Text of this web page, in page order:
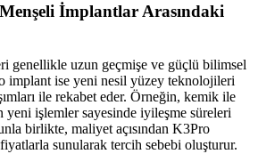
İmplantlar Arasındaki
genellikle uzun geçmişe ve güçlü bilimsel
implant ise yeni nesil yüzey teknolojileri
ile rekabet eder. Örneğin, kemik ile
yeni işlemler sayesinde iyileşme süreleri
birlikte, maliyet açısından K3Pro
sunularak tercih sebebi oluşturur.